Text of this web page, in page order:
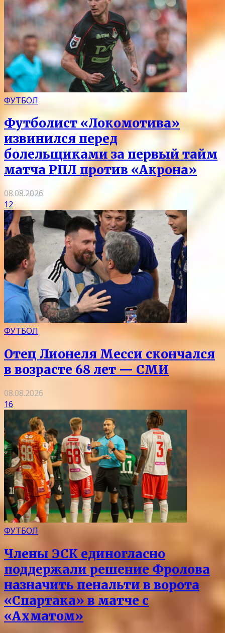
ФУТБОЛ
Футболист «Локомотива»
извинился перед
болельщиками за первый тайм
матча РПЛ против «Акрона»
08.08.2026
12
ФУТБОЛ
Отец Лионеля Месси скончался
в возрасте 68 лет — СМИ
08.08.2026
16
ФУТБОЛ
Члены ЭСК единогласно
поддержали решение Фролова
назначить пенальти в ворота
«Спартака» в матче с
«Ахматом»